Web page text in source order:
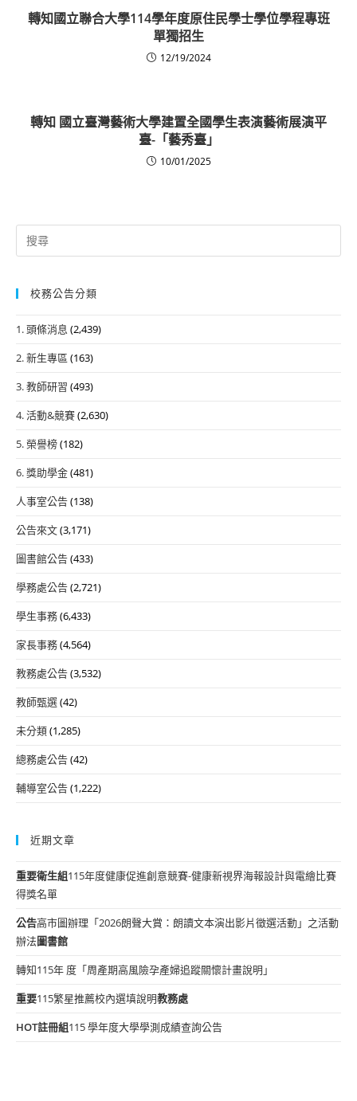
轉知國立聯合大學114學年度原住民學士學位學程專班
單獨招生
12/19/2024
轉知 國立臺灣藝術大學建置全國學生表演藝術展演平
臺-「藝秀臺」
10/01/2025
Search
for:
校務公告分類
1. 頭條消息 (2,439)
2. 新生專區 (163)
3. 教師研習 (493)
4. 活動&競賽(2,630)
5. 榮譽榜(182)
6. 獎助學金(481)
人事室公告(138)
公告來文(3,171)
圖書館公告(433)
學務處公告(2,721)
學生事務(6,433)
家長事務(4,564)
教務處公告(3,532)
教師甄選(42)
未分類(1,285)
總務處公告(42)
輔導室公告(1,222)
近期文章
重要衛生組115年度健康促進創意競賽-健康新視界海報設計與電繪比賽
得獎名單
公告高市圖辦理「2026朗聲大賞：朗讀文本演出影片徵選活動」之活動
辦法圖書館
轉知115年 度「周產期高風險孕產婦追蹤關懷計畫說明」
重要115繁星推薦校內選填說明教務處
HOT註冊組115 學年度大學學測成績查詢公告